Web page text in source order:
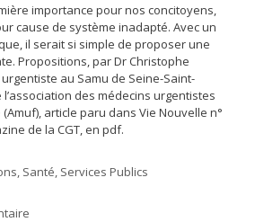
importance pour nos concitoyens,
cause de système inadapté. Avec un
il serait si simple de proposer une
Propositions, par Dr Christophe
au Samu de Seine-Saint-
des médecins urgentistes
article paru dans Vie Nouvelle n°
de la CGT, en pdf.
Santé Services Publics